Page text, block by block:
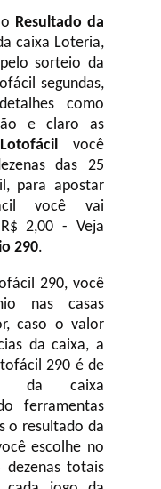
Resultado da
caixa Loteria,
sorteio da
segundas,
como
e claro as
Lotofácil você
das 25
para apostar
você vai
2,00 - Veja
290.
290, você
nas casas
caso o valor
da caixa, a
290 é de
da caixa
ferramentas
o resultado da
escolhe no
dezenas totais